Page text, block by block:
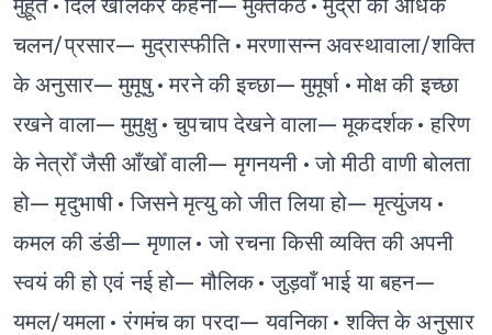
मुहूर्त • दिल खोलकर कहना— मुक्तकंठ • मुद्रा का अधिक
चलन/प्रसार— मुद्रास्फीति • मरणासन्न अवस्थावाला/शक्ति
के अनुसार— मुमूषु • मरने की इच्छा— मुमूर्षा • मोक्ष की इच्छा
रखने वाला— मुमुक्षु • चुपचाप देखने वाला— मूकदर्शक • हरिण
के नेत्रोँ जैसी आँखोँ वाली— मृगनयनी • जो मीठी वाणी बोलता
हो— मृदुभाषी • जिसने मृत्यु को जीत लिया हो— मृत्युंजय •
कमल की डंडी— मृणाल • जो रचना किसी व्यक्ति की अपनी
स्वयं की हो एवं नई हो— मौलिक • जुड़वाँ भाई या बहन—
यमल/यमला • रंगमंच का परदा— यवनिका • शक्ति के अनुसार